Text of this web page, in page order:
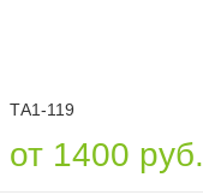
ТА1-119
от 1400 руб.